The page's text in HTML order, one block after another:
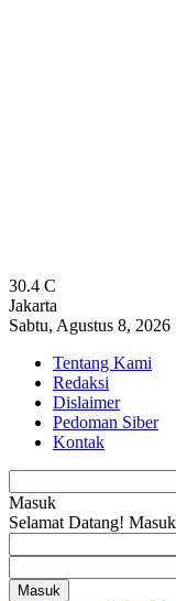
30.4 C
Jakarta
Sabtu, Agustus 8, 2026
Tentang Kami
Redaksi
Dislaimer
Pedoman Siber
Kontak
Masuk
Selamat Datang!